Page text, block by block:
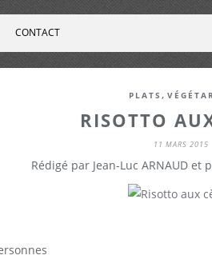
CONTACT
PLATS ,
RISOTTO
11 MARS 2015
Rédigé par Jean-Luc ARNAUD